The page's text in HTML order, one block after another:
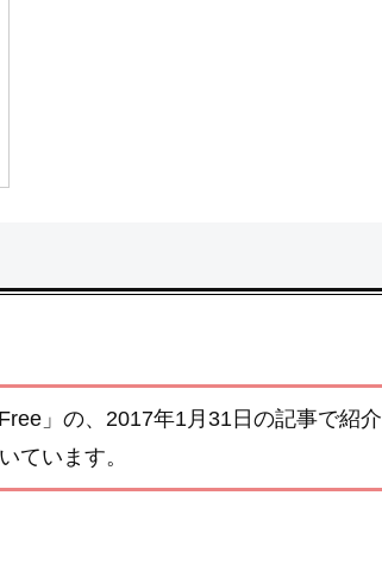
」の、2017年1月31日の記事で紹介
ています。